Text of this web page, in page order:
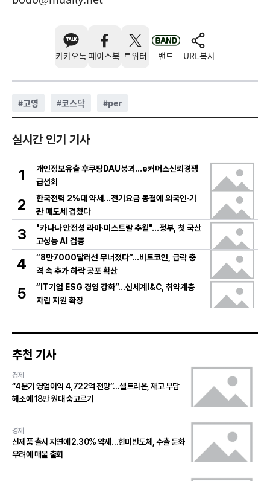
카카오톡 페이스북 트위터 밴드 URL복사
#고영 #코스닥 #per
실시간 인기 기사
1
개인정보유출 후쿠팡DAU붕괴…e커머스신뢰경쟁
급선회
2
한국전력 2%대 약세…전기요금 동결에 외국인·기
관 매도세 겹쳤다
3
"카나나 안전성 라마·미스트랄 추월"…정부, 첫 국산
고성능 AI 검증
4
“8만7000달러선 무너졌다”…비트코인, 급락 충
격 속 추가 하락 공포 확산
5
“IT기업 ESG 경영 강화”…신세계I&C, 취약계층
자립 지원 확장
추천 기사
경제
“4분기 영업이익 4,722억 전망”…셀트리온, 재고 부담
해소에 18만 원대 숨고르기
경제
신제품 출시 지연에 2.30% 약세…한미반도체, 수출 둔화
우려에 매물 출회